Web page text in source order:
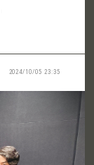
2024/10/05 23:35